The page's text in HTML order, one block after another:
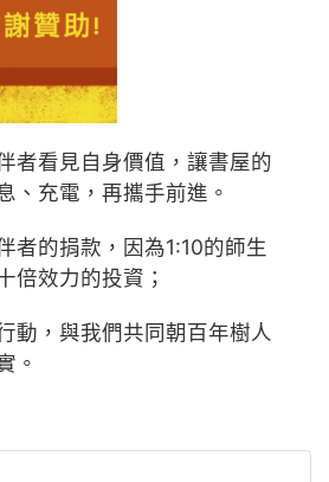
者看見自身價值，讓書屋的
、充電，再攜手前進。
者的捐款，因為1:10的師生
倍效力的投資；
動，與我們共同朝百年樹人
。